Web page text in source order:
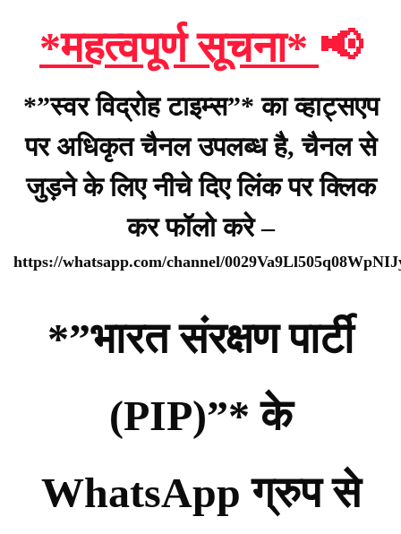
*महत्वपूर्ण सूचना* 📢
*”स्वर विद्रोह टाइम्स”* का व्हाट्सएप
पर अधिकृत चैनल उपलब्ध है, चैनल से
जुड़ने के लिए नीचे दिए लिंक पर क्लिक
कर फॉलो करे –
https://whatsapp.com/channel/
*”भारत संरक्षण पार्टी
(PIP)”* के
WhatsApp ग्रुप से